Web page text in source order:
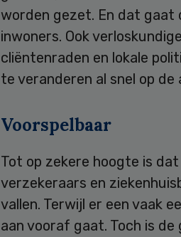
worden gezet. En dat gaat
inwoners. Ook
cliëntenraden en lokale
te veranderen al snel op
Voorspelbaar
Tot op zekere hoogte is
verzekeraars en
vallen. Terwijl er een vaak
aan vooraf gaat. Toch is de